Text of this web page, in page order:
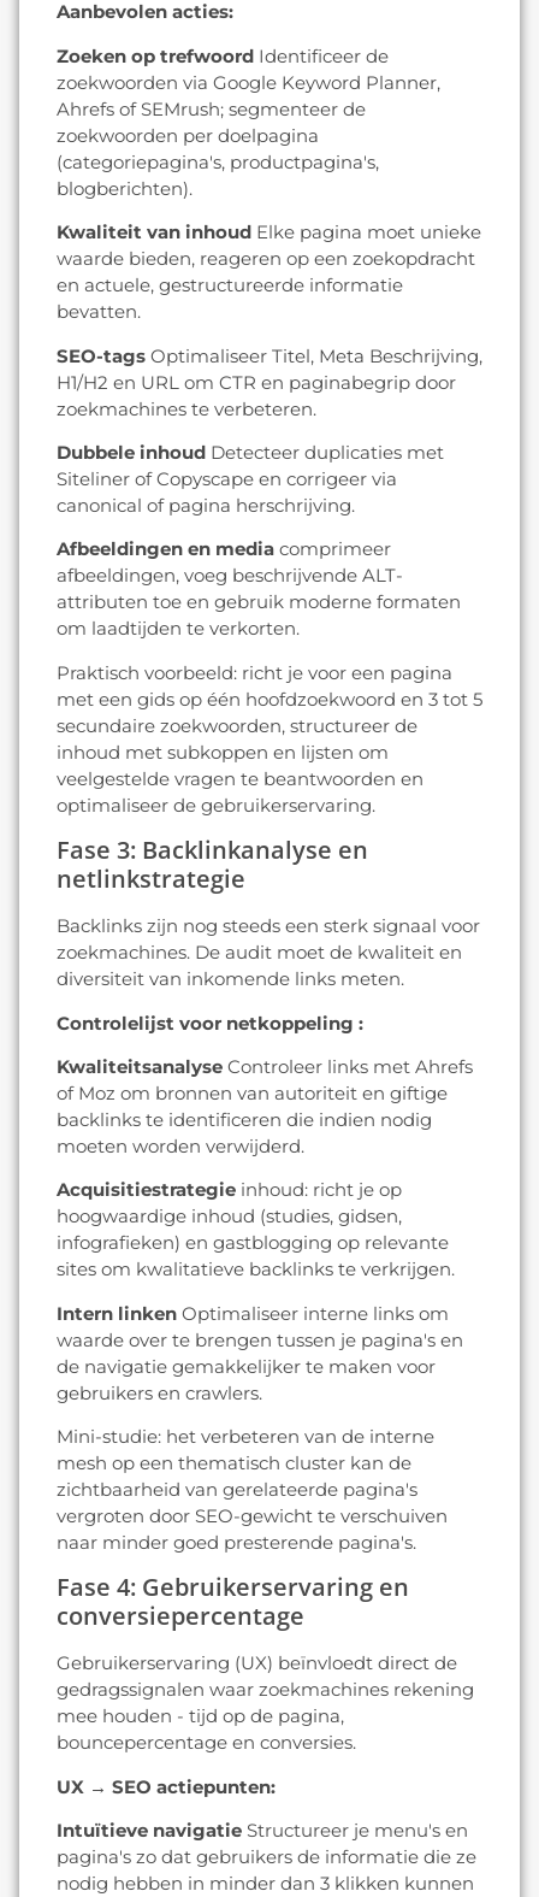
Aanbevolen acties:
Zoeken op trefwoord Identificeer de
zoekwoorden via Google Keyword Planner,
Ahrefs of SEMrush; segmenteer de
zoekwoorden per doelpagina
(categoriepagina's, productpagina's,
blogberichten).
Kwaliteit van inhoud Elke pagina moet unieke
waarde bieden, reageren op een zoekopdracht
en actuele, gestructureerde informatie
bevatten.
SEO-tags Optimaliseer Titel, Meta Beschrijving,
H1/H2 en URL om CTR en paginabegrip door
zoekmachines te verbeteren.
Dubbele inhoud Detecteer duplicaties met
Siteliner of Copyscape en corrigeer via
canonical of pagina herschrijving.
Afbeeldingen en media comprimeer
afbeeldingen, voeg beschrijvende ALT-
attributen toe en gebruik moderne formaten
om laadtijden te verkorten.
Praktisch voorbeeld: richt je voor een pagina
met een gids op één hoofdzoekwoord en 3 tot 5
secundaire zoekwoorden, structureer de
inhoud met subkoppen en lijsten om
veelgestelde vragen te beantwoorden en
optimaliseer de gebruikerservaring.
Fase 3: Backlinkanalyse en
netlinkstrategie
Backlinks zijn nog steeds een sterk signaal voor
zoekmachines. De audit moet de kwaliteit en
diversiteit van inkomende links meten.
Controlelijst voor netkoppeling :
Kwaliteitsanalyse Controleer links met Ahrefs
of Moz om bronnen van autoriteit en giftige
backlinks te identificeren die indien nodig
moeten worden verwijderd.
Acquisitiestrategie inhoud: richt je op
hoogwaardige inhoud (studies, gidsen,
infografieken) en gastblogging op relevante
sites om kwalitatieve backlinks te verkrijgen.
Intern linken Optimaliseer interne links om
waarde over te brengen tussen je pagina's en
de navigatie gemakkelijker te maken voor
gebruikers en crawlers.
Mini-studie: het verbeteren van de interne
mesh op een thematisch cluster kan de
zichtbaarheid van gerelateerde pagina's
vergroten door SEO-gewicht te verschuiven
naar minder goed presterende pagina's.
Fase 4: Gebruikerservaring en
conversiepercentage
Gebruikerservaring (UX) beïnvloedt direct de
gedragssignalen waar zoekmachines rekening
mee houden - tijd op de pagina,
bouncepercentage en conversies.
UX → SEO actiepunten:
Intuïtieve navigatie Structureer je menu's en
pagina's zo dat gebruikers de informatie die ze
nodig hebben in minder dan 3 klikken kunnen